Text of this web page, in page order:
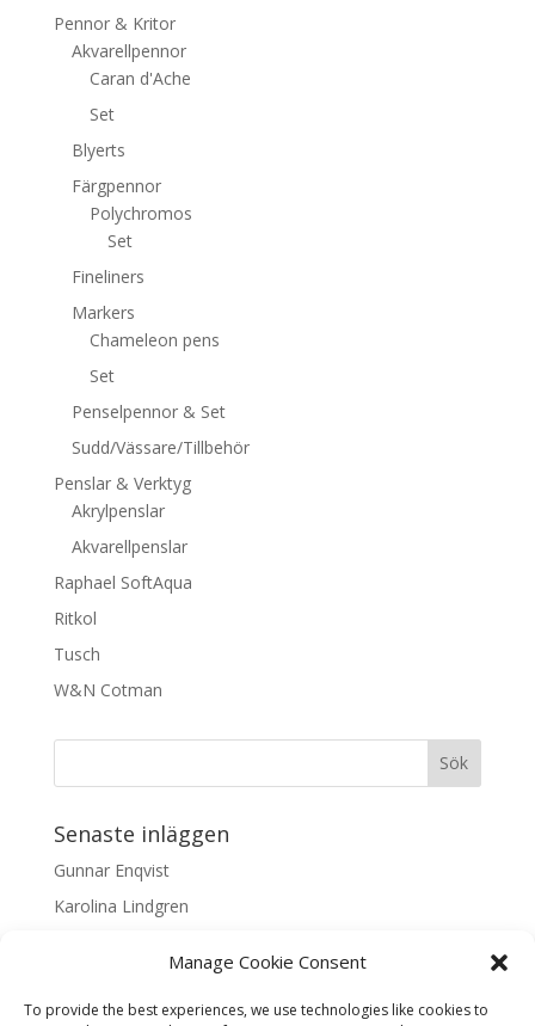
Manage Cookie Consent
To provide the best experiences, we use technologies like cookies to
Pennor & Kritor
Akvarellpennor
Caran d'Ache
Set
Blyerts
Färgpennor
Polychromos
Set
Fineliners
Markers
Chameleon pens
Set
Penselpennor & Set
Sudd/Vässare/Tillbehör
Penslar & Verktyg
Akrylpenslar
Akvarellpenslar
Raphael SoftAqua
Ritkol
Tusch
W&N Cotman
Senaste inläggen
Gunnar Enqvist
Karolina Lindgren
Samaneh Shabani Åhrling